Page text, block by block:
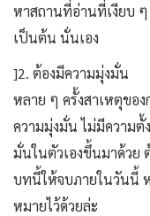
หาสถานที่อ่านที่เงียบ
เป็นต้น นั่นเอง
]2. ต้องมีความมุ่งมั่น
หลาย ๆ ครั้งสาเหตุของ
ความมุ่งมั่น ไม่มีความตั้
มั่นในตัวเองขึ้นมาด้วย
บทนี้ให้จบภายในวันนี้
หมายไว้ด้วยล่ะ